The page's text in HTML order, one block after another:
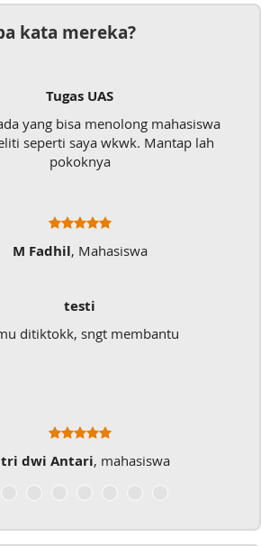
kata mereka?
Tugas UAS
yang bisa menolong mahasiswa
seperti saya wkwk. Mantap lah
pokoknya
M Fadhil, Mahasiswa
testi
ditiktokk, sngt membantu
dwi Antari, mahasiswa